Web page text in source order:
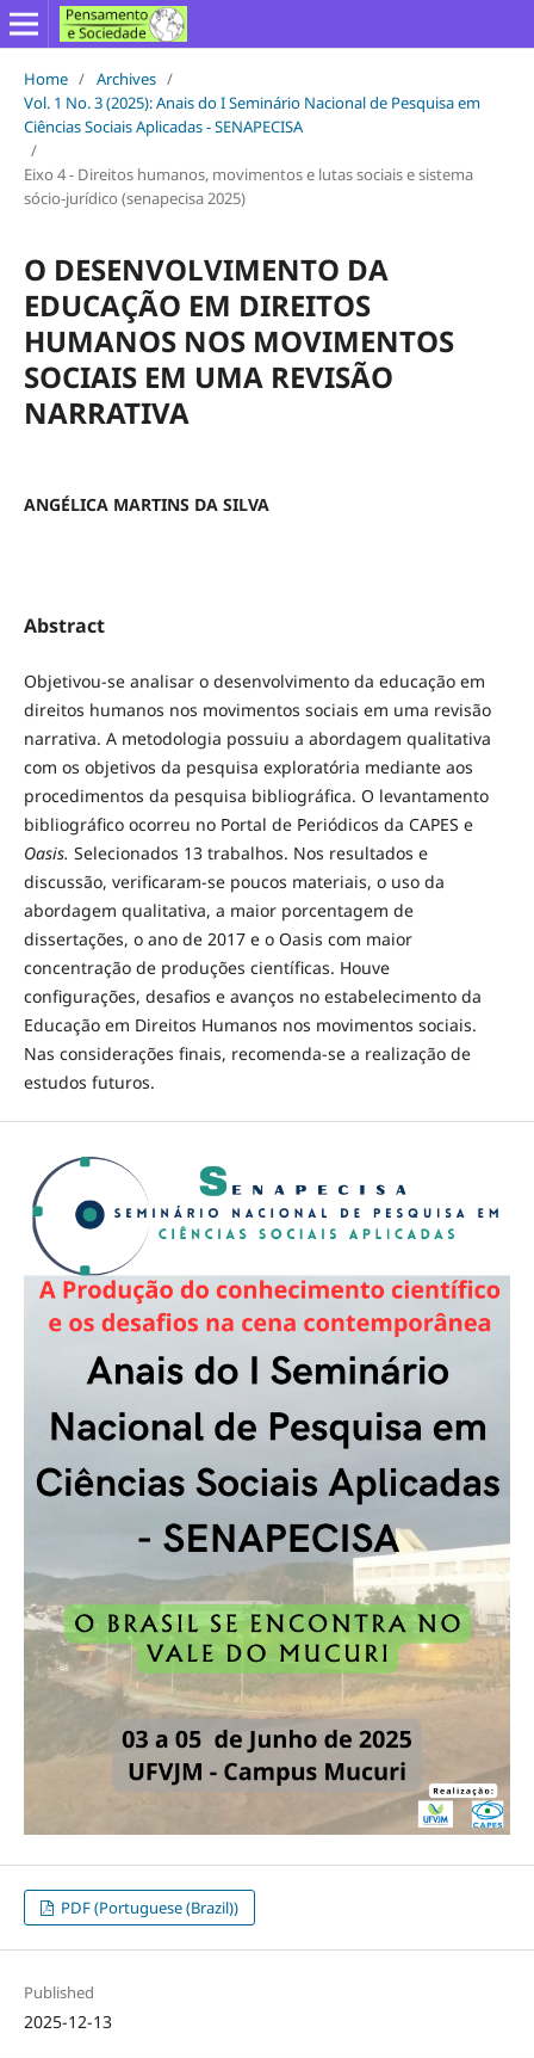
Home / Archives /
Vol. 1 No. 3 (2025): Anais do I Seminário Nacional de Pesquisa em
Ciências Sociais Aplicadas - SENAPECISA
/
Eixo 4 - Direitos humanos, movimentos e lutas sociais e sistema
sócio-jurídico (senapecisa 2025)
O DESENVOLVIMENTO DA
EDUCAÇÃO EM DIREITOS
HUMANOS NOS MOVIMENTOS
SOCIAIS EM UMA REVISÃO
NARRATIVA
ANGÉLICA MARTINS DA SILVA
Abstract
Objetivou-se analisar o desenvolvimento da educação em
direitos humanos nos movimentos sociais em uma revisão
narrativa. A metodologia possuiu a abordagem qualitativa
com os objetivos da pesquisa exploratória mediante aos
procedimentos da pesquisa bibliográfica. O levantamento
bibliográfico ocorreu no Portal de Periódicos da CAPES e
Oasis. Selecionados 13 trabalhos. Nos resultados e
discussão, verificaram-se poucos materiais, o uso da
abordagem qualitativa, a maior porcentagem de
dissertações, o ano de 2017 e o Oasis com maior
concentração de produções científicas. Houve
configurações, desafios e avanços no estabelecimento da
Educação em Direitos Humanos nos movimentos sociais.
Nas considerações finais, recomenda-se a realização de
estudos futuros.
PDF (Portuguese (Brazil))
Published
2025-12-13